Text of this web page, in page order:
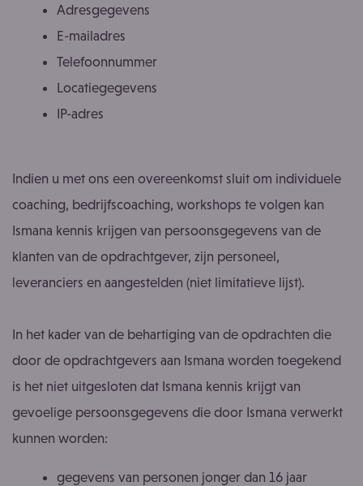
Adresgegevens
E-mailadres
Telefoonnummer
Locatiegegevens
IP-adres
Indien u met ons een overeenkomst sluit om individuele
coaching, bedrijfscoaching, workshops te volgen kan
Ismana kennis krijgen van persoonsgegevens van de
klanten van de opdrachtgever, zijn personeel,
leveranciers en aangestelden (niet limitatieve lijst).
In het kader van de behartiging van de opdrachten die
door de opdrachtgevers aan Ismana worden toegekend
is het niet uitgesloten dat Ismana kennis krijgt van
gevoelige persoonsgegevens die door Ismana verwerkt
kunnen worden:
gegevens van personen jonger dan 16 jaar